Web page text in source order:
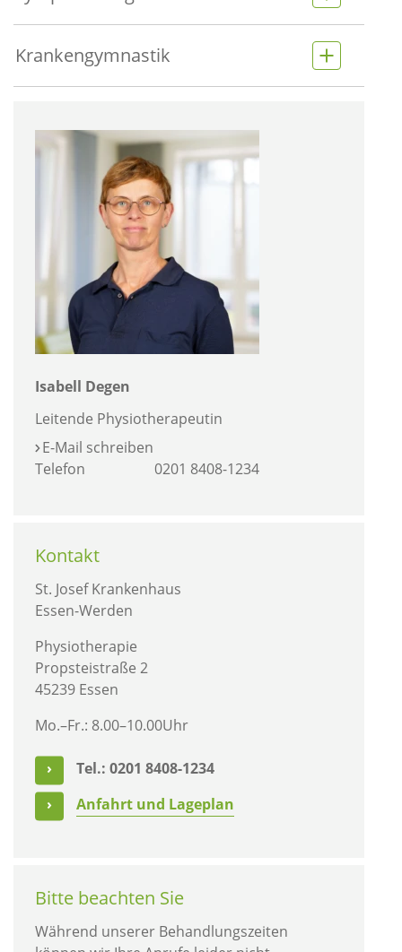
Krankengymnastik
Isabell Degen
Leitende Physiotherapeutin
E-Mail schreiben
Telefon
0201 8408-1234
Kontakt
St. Josef Krankenhaus
Essen-Werden
Physiotherapie
Propsteistraße 2
45239 Essen
Mo.–Fr.: 8.00–10.00Uhr
Tel.: 0201 8408-1234
Anfahrt und Lageplan
Bitte beachten Sie
Während unserer Behandlungszeiten